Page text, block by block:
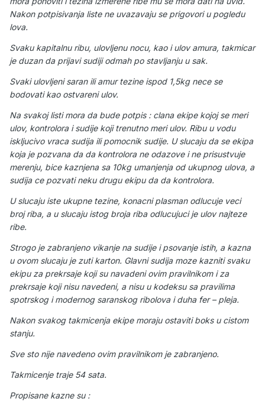
Nakon potpisivanja liste ne uvazavaju se prigovori u pogledu
lova.
Svaku kapitalnu ribu, ulovljenu nocu, kao i ulov amura, takmicar
je duzan da prijavi sudiji odmah po stavljanju u sak.
Svaki ulovljeni saran ili amur tezine ispod 1,5kg nece se
bodovati kao ostvareni ulov.
Na svakoj listi mora da bude potpis : clana ekipe kojoj se meri
ulov, kontrolora i sudije koji trenutno meri ulov. Ribu u vodu
iskljucivo vraca sudija ili pomocnik sudije. U slucaju da se ekipa
koja je pozvana da da kontrolora ne odazove i ne prisustvuje
merenju, bice kaznjena sa 10kg umanjenja od ukupnog ulova, a
sudija ce pozvati neku drugu ekipu da da kontrolora.
U slucaju iste ukupne tezine, konacni plasman odlucuje veci
broj riba, a u slucaju istog broja riba odlucujuci je ulov najteze
ribe.
Strogo je zabranjeno vikanje na sudije i psovanje istih, a kazna
u ovom slucaju je zuti karton. Glavni sudija moze kazniti svaku
ekipu za prekrsaje koji su navadeni ovim pravilnikom i za
prekrsaje koji nisu navedeni, a nisu u kodeksu sa pravilima
spotrskog i modernog saranskog ribolova i duha fer – pleja.
Nakon svakog takmicenja ekipe moraju ostaviti boks u cistom
stanju.
Sve sto nije navedeno ovim pravilnikom je zabranjeno.
Takmicenje traje 54 sata.
Propisane kazne su :